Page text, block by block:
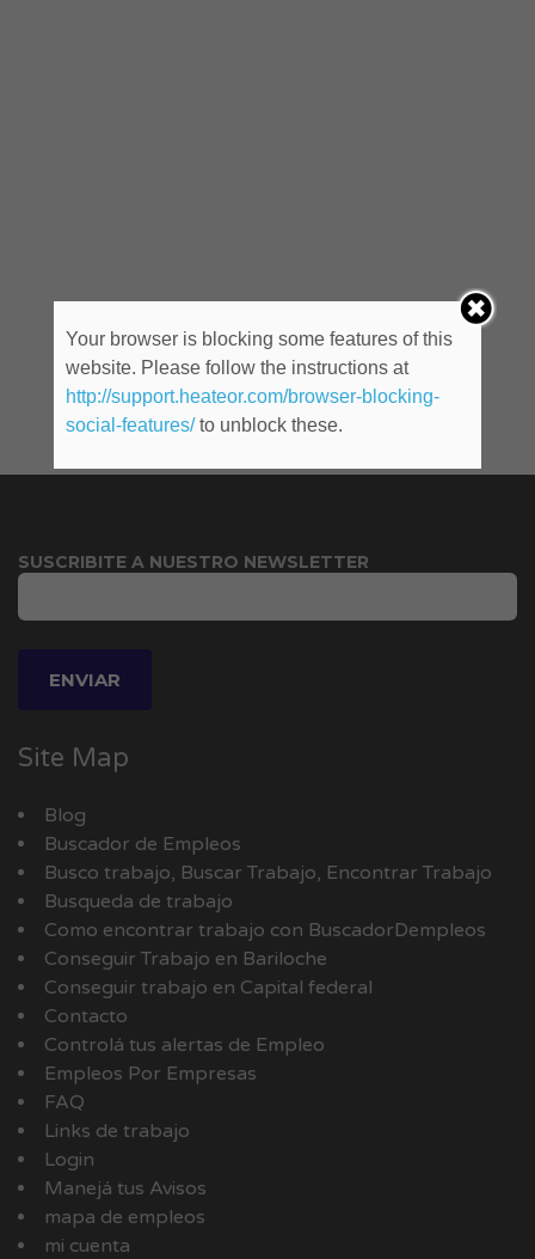
SUSCRIBITE A NUESTRO NEWSLETTER
Site Map
Blog
Buscador de Empleos
Busco trabajo, Buscar Trabajo, Encontrar Trabajo
Busqueda de trabajo
Como encontrar trabajo con BuscadorDempleos
Conseguir Trabajo en Bariloche
Conseguir trabajo en Capital federal
Contacto
Controlá tus alertas de Empleo
Empleos Por Empresas
FAQ
Links de trabajo
Login
Manejá tus Avisos
mapa de empleos
mi cuenta
Your browser is blocking some features of this
website. Please follow the instructions at
http://support.heateor.com/browser-blocking-
social-features/to unblock these.